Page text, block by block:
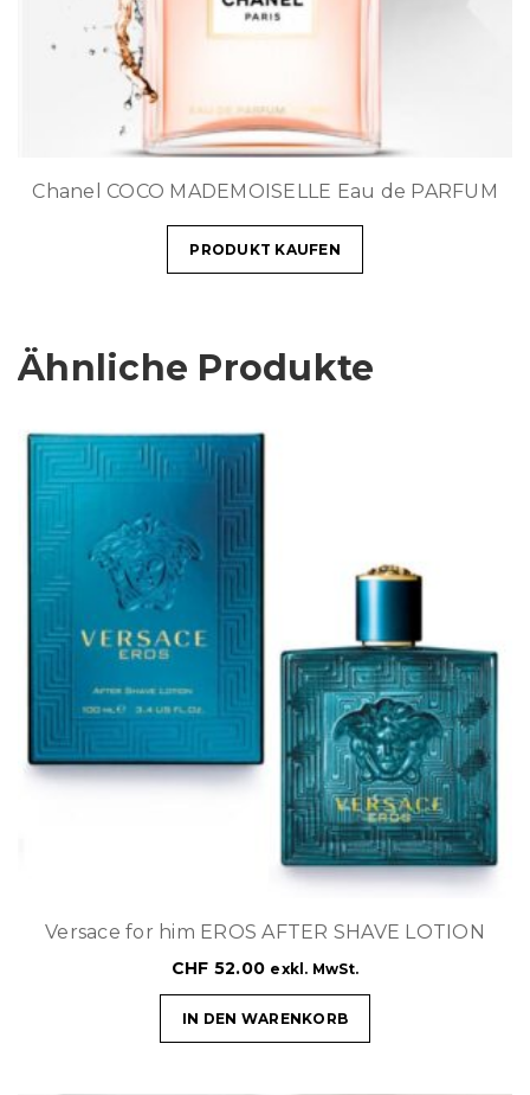
Chanel COCO MADEMOISELLE Eau de PARFUM
PRODUKT KAUFEN
Ähnliche Produkte
Versace for him EROS AFTER SHAVE LOTION
CHF 52.00 exkl. MwSt.
IN DEN WARENKORB